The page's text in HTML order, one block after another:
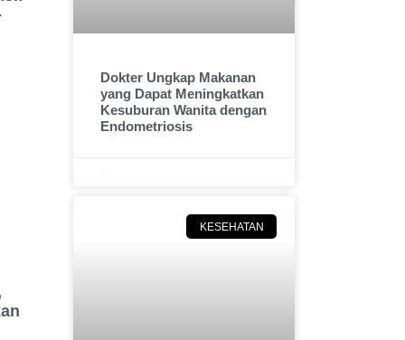
Dokter Ungkap Makanan
yang Dapat Meningkatkan
Kesuburan Wanita dengan
Endometriosis
KESEHATAN